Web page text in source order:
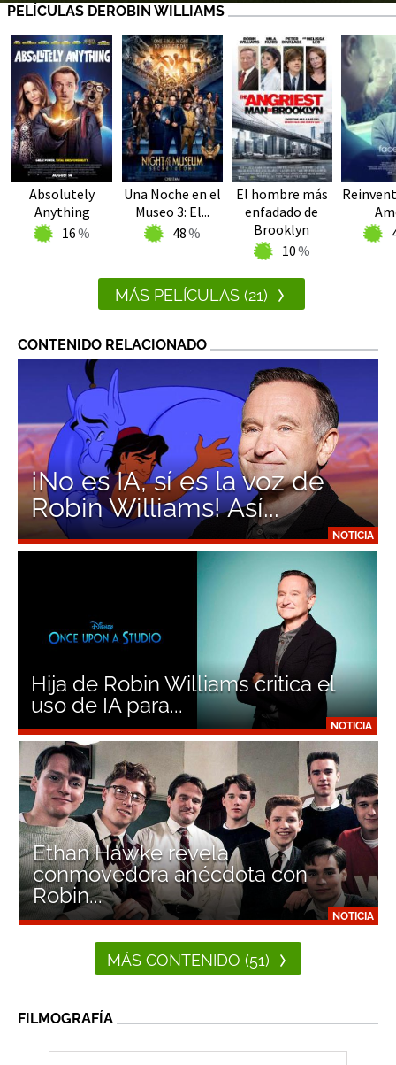
PELÍCULAS DEROBIN WILLIAMS
Absolutely
Anything
16
Una Noche en el
Museo 3: El...
48
El hombre más
enfadado de
Brooklyn
10
MÁS PELÍCULAS (21)
CONTENIDO RELACIONADO
NOTICIA
¡No es IA, sí es la voz de
Robin Williams! Así...
NOTICIA
Hija de Robin Williams critica el
uso de IA para...
NOTICIA
Ethan Hawke revela
conmovedora anécdota con
Robin...
MÁS CONTENIDO (51)
FILMOGRAFÍA